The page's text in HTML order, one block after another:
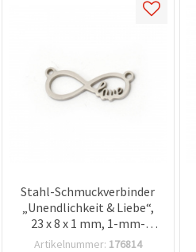
Stahl-Schmuckverbinder
„Unendlichkeit & Liebe“,
23 x 8 x 1 mm, 1-mm-
Loch, silberfarben – 2er-
Artikelnummer: 176814